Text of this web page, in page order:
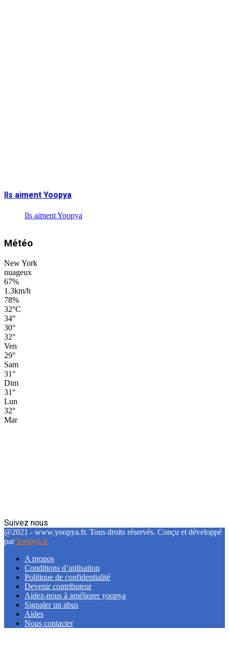
Ils aiment Yoopya
Ils aiment Yoopya
Météo
New York
nuageux
67%
1.3km/h
78%
32°C
34°
30°
32°
Ven
29°
Sam
31°
Dim
31°
Lun
32°
Mar
Suivez nous
Facebook
Twitter
Linkedin
@2021 - www.yoopya.fr. Tous droits réservés. Conçu et développé
parYoopya.fr
A propos
Conditions d’utilisation
Politique de confidentialité
Devenir contributeur
Aidez-nous à améliorer yoopya
Signaler un abus
Aides
Nous contacter